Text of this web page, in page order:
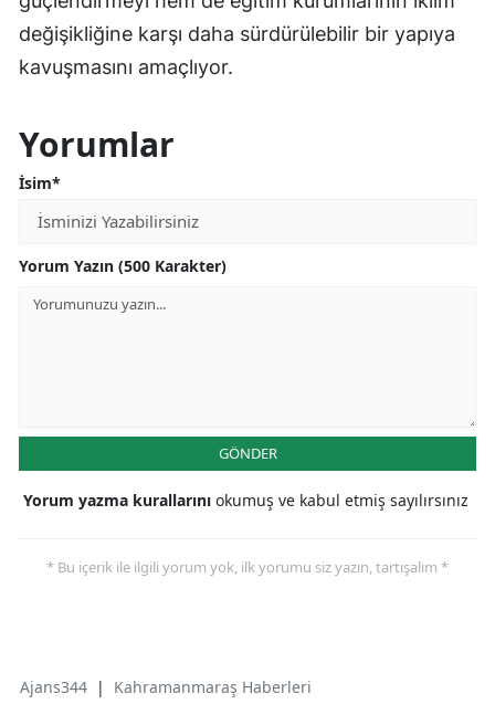
değişikliğine karşı daha sürdürülebilir bir yapıya
kavuşmasını amaçlıyor.
Yorumlar
İsim*
Yorum Yazın (500 Karakter)
GÖNDER
Yorum yazma kurallarını okumuş ve kabul etmiş sayılırsınız
* Bu içerik ile ilgili yorum yok, ilk yorumu siz yazın, tartışalım *
Ajans344 | Kahramanmaraş Haberleri